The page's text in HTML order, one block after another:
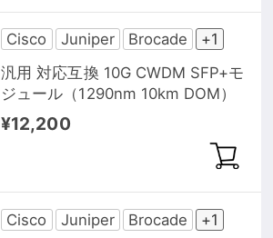
Cisco Juniper Brocade
+1
汎用 対応互換 10G CWDM SFP+モ
ジュール（1290nm 10km DOM）
¥12,200
Cisco Juniper Brocade
+1